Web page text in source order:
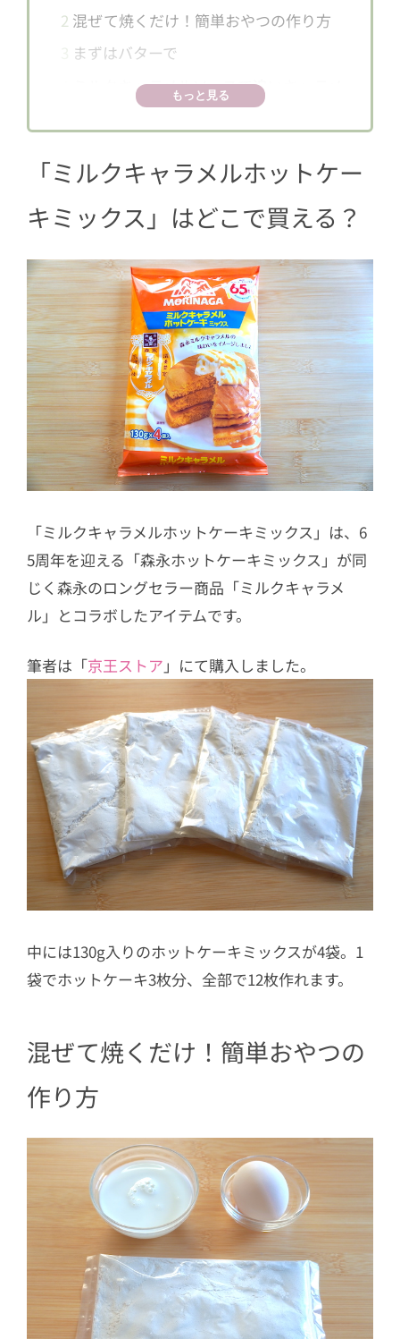
2 混ぜて焼くだけ！簡単おやつの作り方
まずはバターで
ミルクキャラメルソースで追いキャラメ
もっと見る
「ミルクキャラメルホットケー
キミックス」はどこで買える？
「ミルクキャラメルホットケーキミックス」は、6
5周年を迎える「森永ホットケーキミックス」が同
じく森永のロングセラー商品「ミルクキャラメ
ル」とコラボしたアイテムです。
筆者は「京王ストア 」にて購入しました。
中には130g入りのホットケーキミックスが4袋。1
袋でホットケーキ3枚分、全部で12枚作れます。
混ぜて焼くだけ！簡単おやつの
作り方